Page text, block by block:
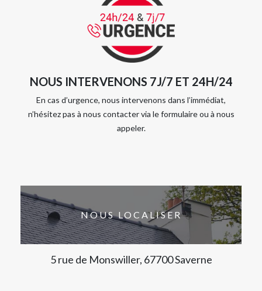
NOUS INTERVENONS 7J/7 ET 24H/24
En cas d’urgence, nous intervenons dans l’immédiat,
n’hésitez pas à nous contacter via le formulaire ou à nous
appeler.
NOUS LOCALISER
5 rue de Monswiller, 67700 Saverne